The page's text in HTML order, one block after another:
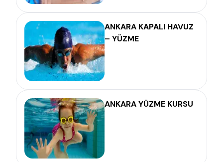
ANKARA KAPALI HAVUZ
– YÜZME
ANKARA YÜZME KURSU